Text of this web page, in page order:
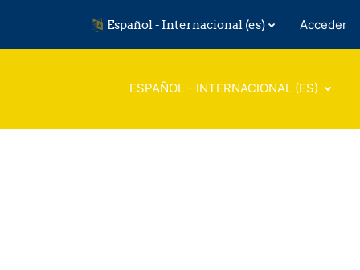
Español - Internacional ‎(es)‎ Acceder
ESPAÑOL - INTERNACIONAL ‎(ES)‎